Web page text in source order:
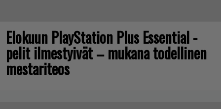
Elokuun PlayStation Plus Essential -
pelit ilmestyivät – mukana todellinen
mestariteos